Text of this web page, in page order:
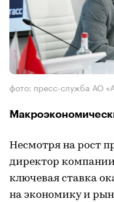
фото: пресс-служба АО
Несмотря на рост
директор
ключевая ставка
на экономику и